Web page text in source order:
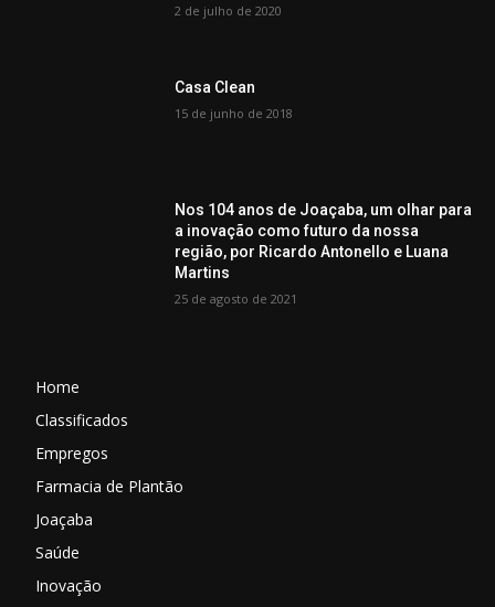
2 de julho de 2020
Casa Clean
15 de junho de 2018
Nos 104 anos de Joaçaba, um olhar para
a inovação como futuro da nossa
região, por Ricardo Antonello e Luana
Martins
25 de agosto de 2021
Home
Classificados
Empregos
Farmacia de Plantão
Joaçaba
Saúde
Inovação